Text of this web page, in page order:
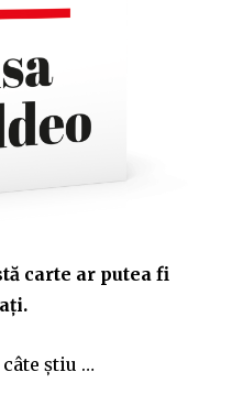
carte ar putea fi
știu …